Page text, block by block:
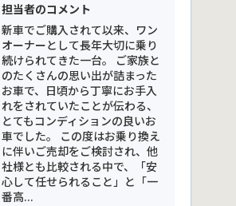
担当者のコメント
新車でご購入されて以来、ワン
オーナーとして長年大切に乗り
続けられてきた一台。 ご家族と
のたくさんの思い出が詰まった
お車で、日頃から丁寧にお手入
れをされていたことが伝わる、
とてもコンディションの良いお
車でした。 この度はお乗り換え
に伴いご売却をご検討され、他
社様とも比較される中で、「安
心して任せられること」と「一
番高...